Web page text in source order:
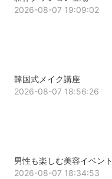
2026-08-07 19:09:02
韓国式メイク講座
2026-08-07 18:56:26
男性も楽しむ美容イベント
2026-08-07 18:34:53